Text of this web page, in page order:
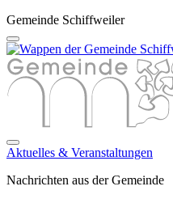
Gemeinde Schiffweiler
Aktuelles & Veranstaltungen
Nachrichten aus der Gemeinde